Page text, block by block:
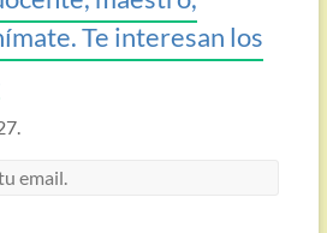
Te interesan los